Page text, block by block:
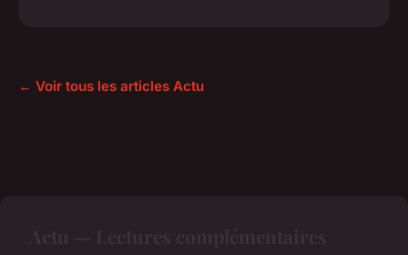
← Voir tous les articles Actu